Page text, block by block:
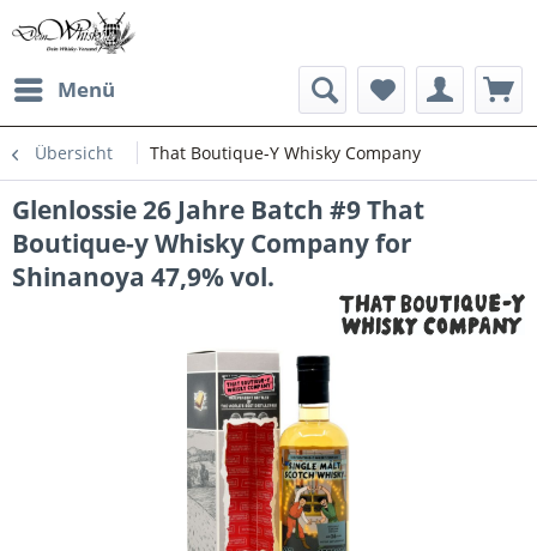
Menü
Übersicht That Boutique-Y Whisky Company
Glenlossie 26 Jahre Batch #9 That
Boutique-y Whisky Company for
Shinanoya 47,9% vol.